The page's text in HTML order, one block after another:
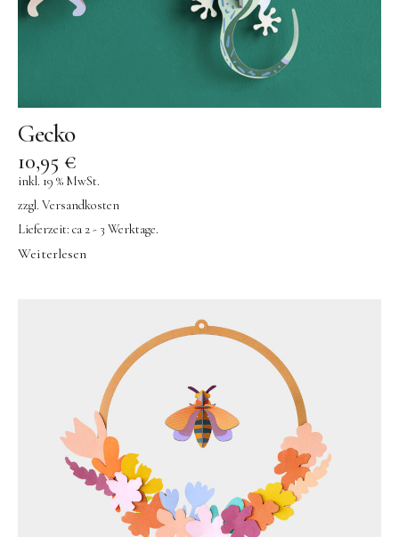
Gecko
10,95 €
inkl. 19 % MwSt.
zzgl. Versandkosten
Lieferzeit: ca 2 - 3 Werktage.
Weiterlesen